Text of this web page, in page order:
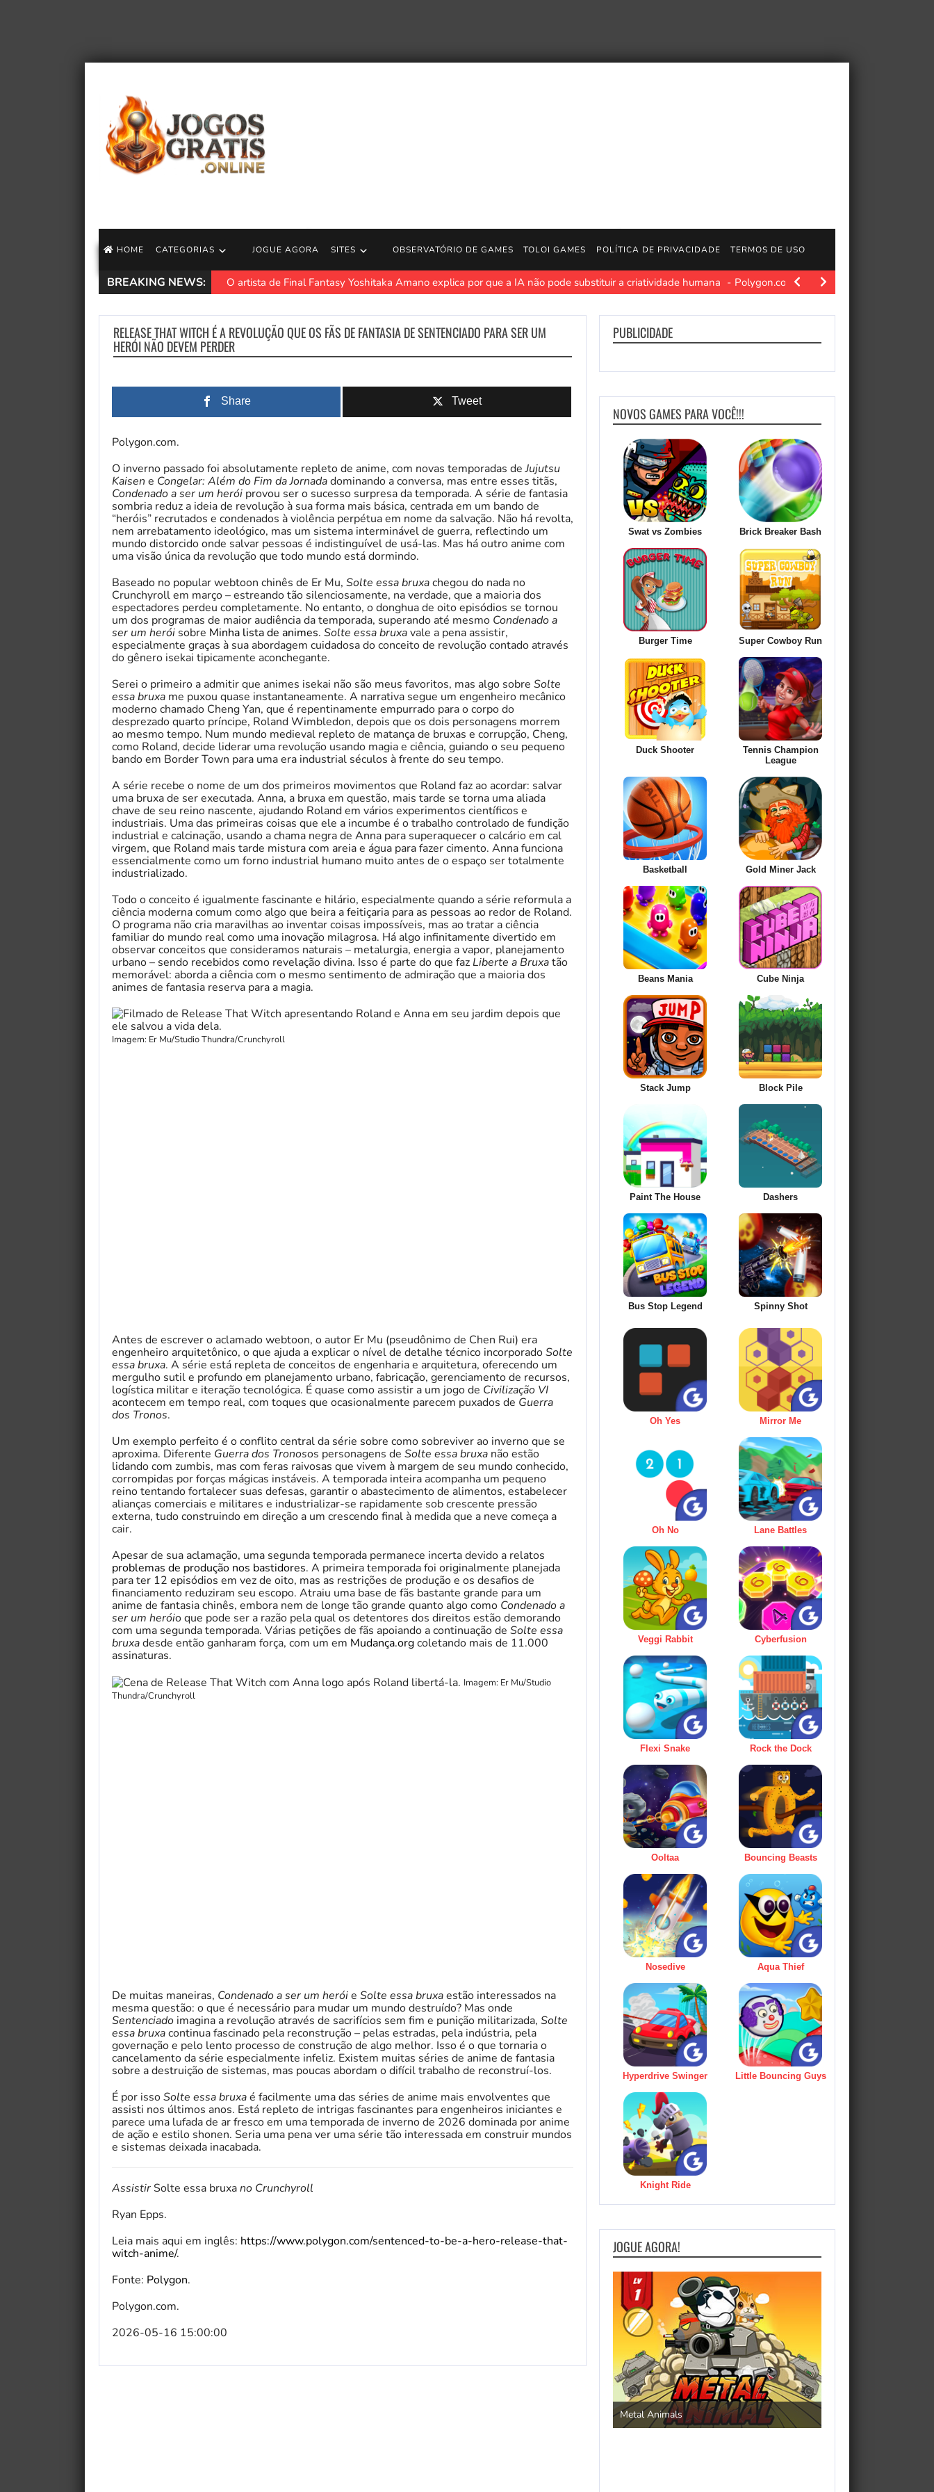
HOME CATEGORIAS JOGUE AGORA SITES OBSERVATÓRIO DE GAMES TOLOI GAMES POLÍTICA DE PRIVACIDADE TERMOS DE USO
BREAKING NEWS: O artista de Final Fantasy Yoshitaka Amano explica por que a IA não pode substituir a criatividade humana Polygon.com. Yoshitaka Amano passou
RELEASE THAT WITCH É A REVOLUÇÃO QUE OS FÃS DE FANTASIA DE SENTENCIADO PARA SER UM
HERÓI NÃO DEVEM PERDER
Share Tweet
Polygon.com.
O inverno passado foi absolutamente repleto de anime, com novas temporadas deJujutsu
Kaisen e Congelar: Além do Fim da Jornadadominando a conversa, mas entre esses titãs,
Condenado a ser um herói provou ser o sucesso surpresa da temporada. A série de fantasia
sombria reduz a ideia de revolução à sua forma mais básica, centrada em um bando de
“heróis” recrutados e condenados à violência perpétua em nome da salvação. Não há revolta,
nem arrebatamento ideológico, mas um sistema interminável de guerra, reflectindo um
mundo distorcido onde salvar pessoas é indistinguível de usá-las. Mas há outro anime com
uma visão única da revolução que todo mundo está dormindo.
Baseado no popular webtoon chinês de Er Mu, Solte essa bruxachegou do nada no
Crunchyroll em março – estreando tão silenciosamente, na verdade, que a maioria dos
espectadores perdeu completamente. No entanto, o donghua de oito episódios se tornou
um dos programas de maior audiência da temporada, superando até mesmo Condenado a
ser um herói sobre Minha lista de animes. Solte essa bruxavale a pena assistir,
especialmente graças à sua abordagem cuidadosa do conceito de revolução contado através
do gênero isekai tipicamente aconchegante.
Serei o primeiro a admitir que animes isekai não são meus favoritos, mas algo sobre Solte
essa bruxa me puxou quase instantaneamente. A narrativa segue um engenheiro mecânico
moderno chamado Cheng Yan, que é repentinamente empurrado para o corpo do
desprezado quarto príncipe, Roland Wimbledon, depois que os dois personagens morrem
ao mesmo tempo. Num mundo medieval repleto de matança de bruxas e corrupção, Cheng,
como Roland, decide liderar uma revolução usando magia e ciência, guiando o seu pequeno
bando em Border Town para uma era industrial séculos à frente do seu tempo.
A série recebe o nome de um dos primeiros movimentos que Roland faz ao acordar: salvar
uma bruxa de ser executada. Anna, a bruxa em questão, mais tarde se torna uma aliada
chave de seu reino nascente, ajudando Roland em vários experimentos científicos e
industriais. Uma das primeiras coisas que ele a incumbe é o trabalho controlado de fundição
industrial e calcinação, usando a chama negra de Anna para superaquecer o calcário em cal
virgem, que Roland mais tarde mistura com areia e água para fazer cimento. Anna funciona
essencialmente como um forno industrial humano muito antes de o espaço ser totalmente
industrializado.
Todo o conceito é igualmente fascinante e hilário, especialmente quando a série reformula a
ciência moderna comum como algo que beira a feitiçaria para as pessoas ao redor de Roland.
O programa não cria maravilhas ao inventar coisas impossíveis, mas ao tratar a ciência
familiar do mundo real como uma inovação milagrosa. Há algo infinitamente divertido em
observar conceitos que consideramos naturais – metalurgia, energia a vapor, planejamento
urbano – sendo recebidos como revelação divina. Isso é parte do que faz Liberte a Bruxatão
memorável: aborda a ciência com o mesmo sentimento de admiração que a maioria dos
animes de fantasia reserva para a magia.
Imagem: Er Mu/Studio Thundra/Crunchyroll
Antes de escrever o aclamado webtoon, o autor Er Mu (pseudônimo de Chen Rui) era
engenheiro arquitetônico, o que ajuda a explicar o nível de detalhe técnico incorporadoSolte
essa bruxa. A série está repleta de conceitos de engenharia e arquitetura, oferecendo um
mergulho sutil e profundo em planejamento urbano, fabricação, gerenciamento de recursos,
logística militar e iteração tecnológica. É quase como assistir a um jogo de Civilização VI
acontecem em tempo real, com toques que ocasionalmente parecem puxados de Guerra
dos Tronos.
Um exemplo perfeito é o conflito central da série sobre como sobreviver ao inverno que se
aproxima. Diferente Guerra dos Tronosos personagens de Solte essa bruxa não estão
lidando com zumbis, mas com feras raivosas que vivem à margem de seu mundo conhecido,
corrompidas por forças mágicas instáveis. A temporada inteira acompanha um pequeno
reino tentando fortalecer suas defesas, garantir o abastecimento de alimentos, estabelecer
alianças comerciais e militares e industrializar-se rapidamente sob crescente pressão
externa, tudo construindo em direção a um crescendo final à medida que a neve começa a
cair.
Apesar de sua aclamação, uma segunda temporada permanece incerta devido a relatos
problemas de produção nos bastidores. A primeira temporada foi originalmente planejada
para ter 12 episódios em vez de oito, mas as restrições de produção e os desafios de
financiamento reduziram seu escopo. Atraiu uma base de fãs bastante grande para um
anime de fantasia chinês, embora nem de longe tão grande quanto algo como Condenado a
ser um heróio que pode ser a razão pela qual os detentores dos direitos estão demorando
com uma segunda temporada. Várias petições de fãs apoiando a continuação de Solte essa
bruxadesde então ganharam força, com um em Mudança.orgcoletando mais de 11.000
assinaturas.
Imagem: Er Mu/Studio
Thundra/Crunchyroll
De muitas maneiras, Condenado a ser um heróie Solte essa bruxaestão interessados ​​na
mesma questão: o que é necessário para mudar um mundo destruído? Mas onde
Sentenciado imagina a revolução através de sacrifícios sem fim e punição militarizada, Solte
essa bruxacontinua fascinado pela reconstrução – pelas estradas, pela indústria, pela
governação e pelo lento processo de construção de algo melhor. Isso é o que tornaria o
cancelamento da série especialmente infeliz. Existem muitas séries de anime de fantasia
sobre a destruição de sistemas, mas poucas abordam o difícil trabalho de reconstruí-los.
É por issoSolte essa bruxaé facilmente uma das séries de anime mais envolventes que
assisti nos últimos anos. Está repleto de intrigas fascinantes para engenheiros iniciantes e
parece uma lufada de ar fresco em uma temporada de inverno de 2026 dominada por anime
de ação e estilo shonen. Seria uma pena ver uma série tão interessada em construir mundos
e sistemas deixada inacabada.
AssistirSolte essa bruxano Crunchyroll
Ryan Epps.
Leia mais aqui em inglês: https://www.polygon.com/sentenced-to-be-a-hero-release-that-
witch-anime/.
Fonte: Polygon.
Polygon.com.
2026-05-16 15:00:00
PUBLICIDADE
NOVOS GAMES PARA VOCÊ!!!
Swat vs Zombies Brick Breaker Bash
Burger Time Super Cowboy Run
Duck Shooter
Tennis Champion
League
Basketball Gold Miner Jack
Beans Mania Cube Ninja
Stack Jump Block Pile
Paint The House Dashers
Bus Stop Legend Spinny Shot
Oh Yes Mirror Me
Oh No Lane Battles
Veggi Rabbit Cyberfusion
Flexi Snake Rock the Dock
Ooltaa Bouncing Beasts
Nosedive Aqua Thief
Hyperdrive Swinger Little Bouncing Guys
Knight Ride
JOGUE AGORA!
Metal Animals